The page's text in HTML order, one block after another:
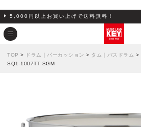
5,000円以上お買い上げで送料無料！
TOP > ドラム｜パーカッション > タム｜バスドラム >
SQ1-1007TT SGM